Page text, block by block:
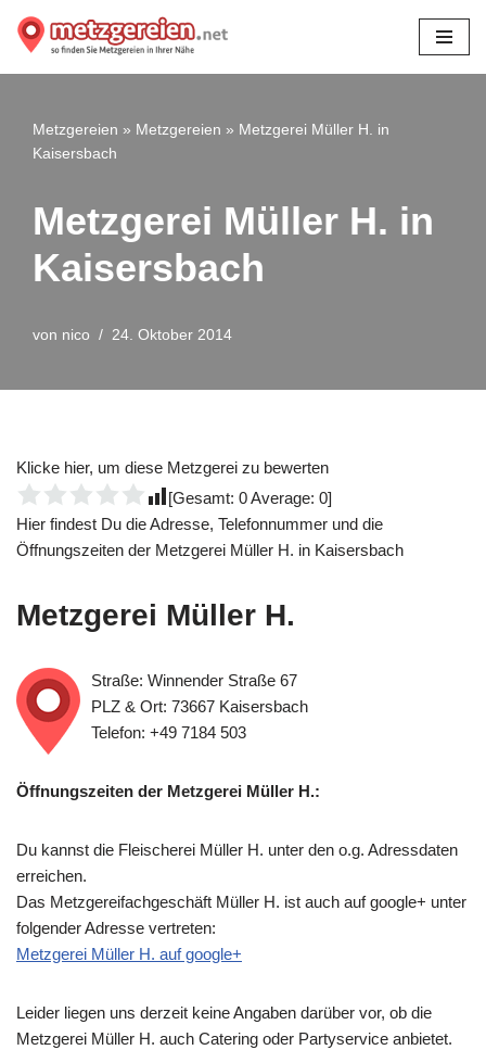
Zum
Metzgereien » Metzgereien » Metzgerei Müller H. in
Kaisersbach
Metzgerei Müller H. in
Kaisersbach
von nico 24. Oktober 2014
Klicke hier, um diese Metzgerei zu bewerten
[Gesamt: 0Average: 0]
Hier findest Du die Adresse, Telefonnummer und die
Öffnungszeiten der Metzgerei Müller H. in Kaisersbach
Metzgerei Müller H.
Straße: Winnender Straße 67
PLZ & Ort: 73667 Kaisersbach
Telefon: +49 7184 503
Öffnungszeiten der Metzgerei Müller H.:
Du kannst die Fleischerei Müller H. unter den o.g. Adressdaten
erreichen.
Das Metzgereifachgeschäft Müller H. ist auch auf google+ unter
folgender Adresse vertreten:
Metzgerei Müller H. auf google+
Leider liegen uns derzeit keine Angaben darüber vor, ob die
Metzgerei Müller H. auch Catering oder Partyservice anbietet.